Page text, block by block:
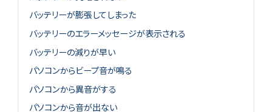
バッテリーが膨張してしまった
バッテリーのエラーメッセージが表示される
バッテリーの減りが早い
パソコンからビープ音が鳴る
パソコンから異音がする
パソコンから音が出ない